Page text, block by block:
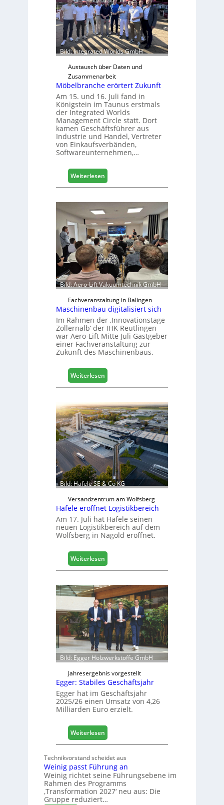
ä
d
t
z
u
r
H
a
u
m
e
s
s
e
Bild: Integrated Worlds GmbH
Austausch über Daten und
Zusammenarbeit
Möbelbranche erörtert Zukunft
Am 15. und 16. Juli fand in
Königstein im Taunus erstmals
der Integrated Worlds
Management Circle statt. Dort
kamen Geschäftsführer aus
Industrie und Handel, Vertreter
von Einkaufsverbänden,
Softwareunternehmen,…
Weiterlesen:
M
b
e
l
b
r
a
n
h
e
e
r
ö
r
t
e
r
Z
u
u
n
f
t
Bild: Aero-Lift Vakuumtechnik GmbH
Fachveranstaltung in Balingen
Maschinenbau digitalisiert sich
Im Rahmen der ‚Innovationstage
Zollernalb‘ der IHK Reutlingen
war Aero-Lift Mitte Juli Gastgeber
einer Fachveranstaltung zur
Zukunft des Maschinenbaus.
Weiterlesen:
M
s
c
h
i
n
e
n
b
a
u
d
i
g
i
t
i
i
e
r
t
s
c
h
Bild: Häfele SE & Co KG
Versandzentrum am Wolfsberg
Häfele eröffnet Logistikbereich
Am 17. Juli hat Häfele seinen
neuen Logistikbereich auf dem
Wolfsberg in Nagold eröffnet.
Weiterlesen:
H
f
e
l
e
e
r
ö
f
f
n
e
t
L
o
s
i
k
b
e
r
Bild: Egger Holzwerkstoffe GmbH
Jahresergebnis vorgestellt
Egger: Stabiles Geschäftsjahr
Egger hat im Geschäftsjahr
2025/26 einen Umsatz von 4,26
Milliarden Euro erzielt.
Weiterlesen:
E
g
e
r
:
Technikvorstand scheidet aus
Weinig passt Führung an
Weinig richtet seine Führungsebene im
Rahmen des Programms
‚Transformation 2027‘ neu aus: Die
Gruppe reduziert…